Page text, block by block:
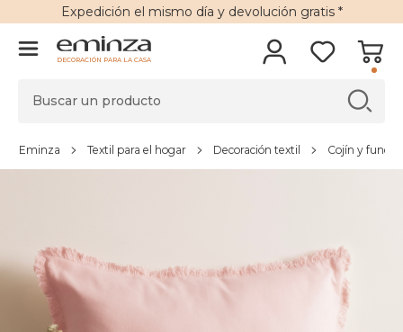
Expedición el mismo día y devolución gratis*
DECORACIÓN PARA LA CASA
Eminza Textil para el hogar Decoración textil Cojín y funda